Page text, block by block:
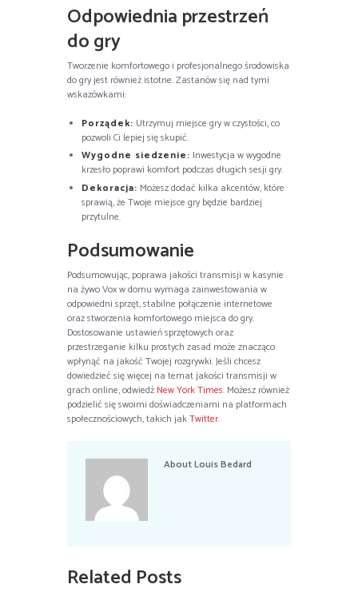
Odpowiednia przestrzeń
do gry
Tworzenie komfortowego i profesjonalnego środowiska
do gry jest również istotne. Zastanów się nad tymi
wskazówkami:
Porządek: Utrzymuj miejsce gry w czystości, co
pozwoli Ci lepiej się skupić.
Wygodne siedzenie: Inwestycja w wygodne
krzesło poprawi komfort podczas długich sesji gry.
Dekoracja: Możesz dodać kilka akcentów, które
sprawią, że Twoje miejsce gry będzie bardziej
przytulne.
Podsumowanie
Podsumowując, poprawa jakości transmisji w kasynie
na żywo Vox w domu wymaga zainwestowania w
odpowiedni sprzęt, stabilne połączenie internetowe
oraz stworzenia komfortowego miejsca do gry.
Dostosowanie ustawień sprzętowych oraz
przestrzeganie kilku prostych zasad może znacząco
wpłynąć na jakość Twojej rozgrywki. Jeśli chcesz
dowiedzieć się więcej na temat jakości transmisji w
grach online, odwiedź New York Times. Możesz również
podzielić się swoimi doświadczeniami na platformach
społecznościowych, takich jakTwitter.
AboutLouis Bedard
Related Posts